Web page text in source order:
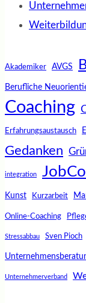
Akademiker AVGS
Berufliche
Coaching
Erfahrungsaustausch
Gedanken
integration
Kunst Kurzarbeit
Online-Coaching
Stressabbau Sven Pioch
Unternehmerverband